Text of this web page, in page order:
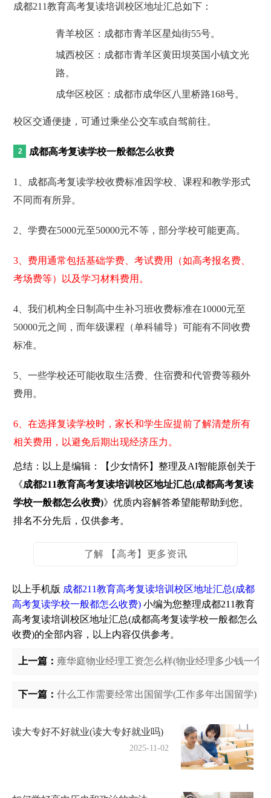
成都211教育高考复读培训校区地址汇总如下：
青羊校区：成都市青羊区星灿街55号。
城西校区：成都市青羊区黄田坝英国小镇文光
路。
成华区校区：成都市成华区八里桥路168号。
校区交通便捷，可通过乘坐公交车或自驾前往。
成都高考复读学校一般都怎么收费
1、成都高考复读学校收费标准因学校、课程和教学形式
不同而有所异。
2、学费在5000元至50000元不等，部分学校可能更高。
3、费用通常包括基础学费、考试费用（如高考报名费、
考场费等）以及学习材料费用。
4、我们机构全日制高中生补习班收费标准在10000元至
50000元之间，而年级课程（单科辅导）可能有不同收费
标准。
5、一些学校还可能收取生活费、住宿费和代管费等额外
费用。
6、在选择复读学校时，家长和学生应提前了解清楚所有
相关费用，以避免后期出现经济压力。
总结：以上是编辑：【少女情怀】整理及AI智能原创关于
《成都211教育高考复读培训校区地址汇总(成都高考复读
学校一般都怎么收费)》优质内容解答希望能帮助到您。
排名不分先后，仅供参考。
了解 【高考】更多资讯
以上手机版 成都211教育高考复读培训校区地址汇总(成都
高考复读学校一般都怎么收费) 小编为您整理成都211教育
高考复读培训校区地址汇总(成都高考复读学校一般都怎么
收费)的全部内容，以上内容仅供参考。
上一篇： 雍华庭物业经理工资怎么样(物业经理多少钱一个
下一篇： 什么工作需要经常出国留学(工作多年出国留学)
读大专好不好就业(读大专好就业吗)
2025-11-02